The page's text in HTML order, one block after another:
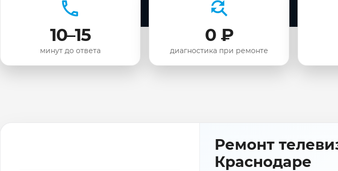
10–15
минут до ответа
0 ₽
диагностика при ремонте
Ремонт
Краснодаре